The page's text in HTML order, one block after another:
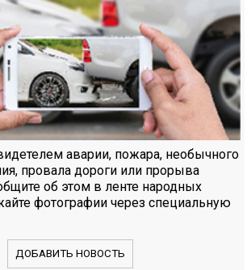
аварии, пожара, необычного
провала дороги или прорыва
об этом в ленте народных
фотографии через специальную
ДОБАВИТЬ НОВОСТЬ